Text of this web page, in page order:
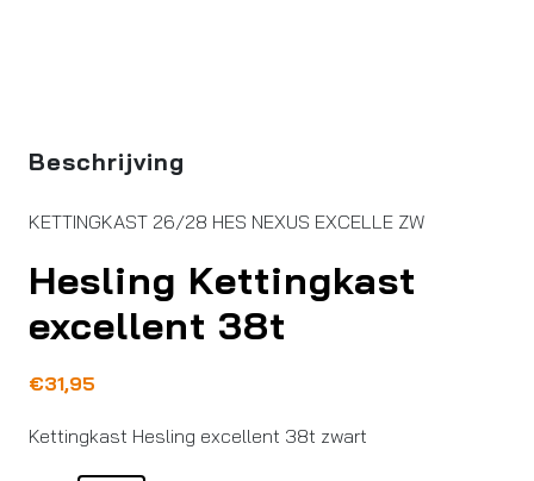
Beschrijving
KETTINGKAST 26/28 HES NEXUS EXCELLE ZW
Hesling Kettingkast
excellent 38t
€31,95
Kettingkast Hesling excellent 38t zwart